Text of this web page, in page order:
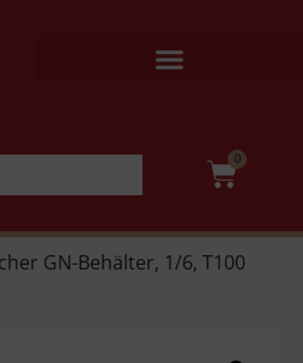
0
GN-Behälter, 1/6, T100